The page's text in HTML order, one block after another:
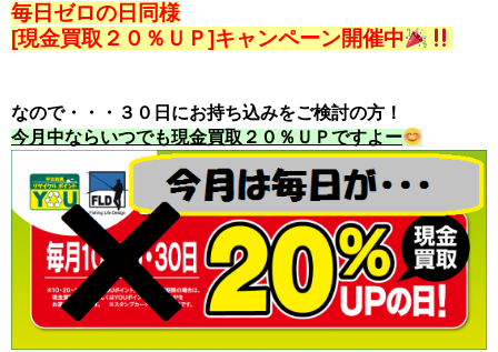
毎日ゼロの日同様
[現金買取２０％ＵＰ]キャンペーン開催中
なので・・・３０日にお持ち込みをご検討の方！
今月中ならいつでも現金買取２０％ＵＰですよー